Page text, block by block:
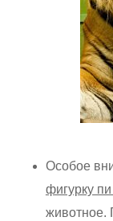
Особое
фигурку
животное.